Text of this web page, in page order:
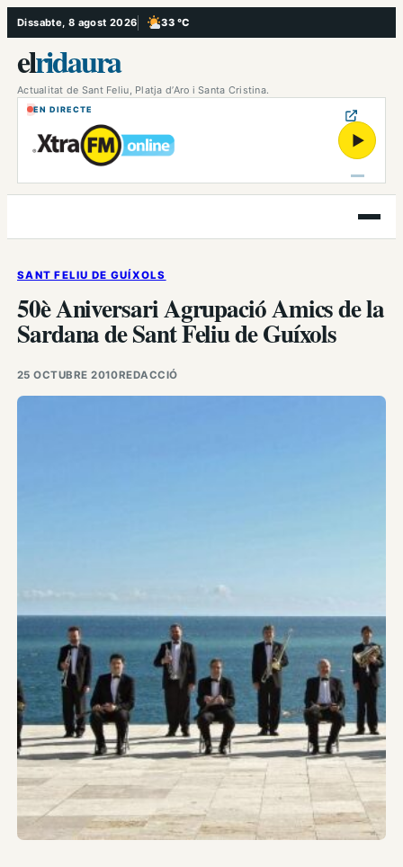
Vés
al
contingut
Dissabte, 8 agost 2026 33 °C
, Poc ennuvolat
elridaura
Actualitat de Sant Feliu, Platja d’Aro i Santa Cristina.
EN DIRECTE
▶
Obre
el
SANT FELIU DE GUÍXOLS
50è Aniversari Agrupació Amics de la
Sardana de Sant Feliu de Guíxols
25 OCTUBRE 2010REDACCIÓ